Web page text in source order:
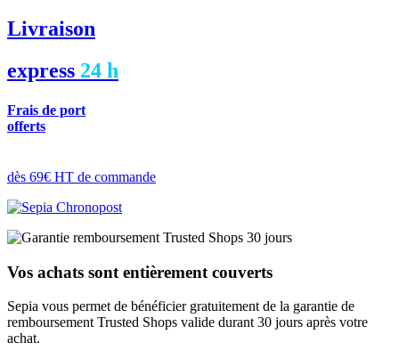
Livraison
express 24 h
Frais de port
offerts
dès 69€ HT de commande
Vos achats sont entièrement couverts
Sepia vous permet de bénéficier gratuitement de la garantie de
remboursement Trusted Shops valide durant 30 jours après votre
achat.